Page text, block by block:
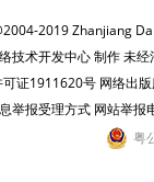
2019 Zhanjiang
技术开发中心 制作 未
证1911620号 网络出
举报受理方式 网站举
粤